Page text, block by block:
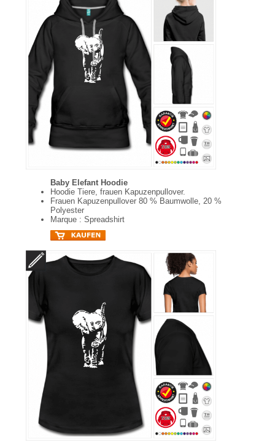
Baby Elefant Hoodie
Hoodie Tiere, frauen Kapuzenpullover.
Frauen Kapuzenpullover 80 % Baumwolle, 20 %
Polyester
Marque : Spreadshirt